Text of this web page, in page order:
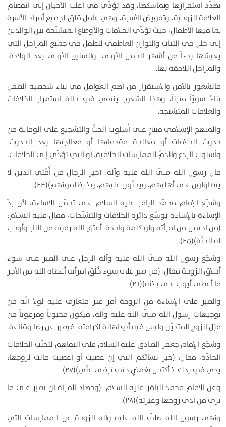
تهدّد استقرارها وتماسكها، وقد تؤدّي في أغلب الأحيان إلى انفصام
العلاقة الزوجية، وتقويض الأسرة، وهي عامل قلق لجميع أفراد الأسرة
بما فيها الأطفال، حيث تؤدّي الخلافات والأوضاع المتشنّجة بين الوالدين
إلى خلل في الثبات والتوازن العاطفي للطفل في جميع المراحل التي
يعيشها بدءاً من أشهر الحمل الأولى، والسنين الأولى بعد الولادة،
والمراحل اللاحقة بها.
فالشعور بالأمن والاستقرار من أهم العوامل في بناء شخصية الطفل
بناءً سويّاً متزناً، وهذا الشعور ينتفي في حالة استمرار الخلافات
والعلاقات المتشنجة.
والمنهج الإسلامي مبتنٍ على أُسلوب الحثّ والتشجيع على الوقاية من
حدوث الخلافات أو معالجة مقدماتها أو معالجتها بعد الحدوث،
وأسلوب الردع والذمّ للممارسات الخلافية، أو التي تؤدّي إلى الخلافات.
قال رسول الله صلّى الله عليه وآله: (خير الرجال من أُمّتي الذين لا
يتطاولون على أهليهم، ويحنّون عليهم، ولا يظلمونهم)(۲۴).
وشجّع الإمام محمّد الباقر عليه السلام على تحمّل الإساءة، لأن ردّ
الإساءة بالإساءة يوسّع دائرة الخلافات والتشنّجات، فقال عليه السلام:
(من احتمل من امرأته ولو كلمة واحدة، أعتق الله رقبته من النار وأوجب
له الجنّة)(۲۵).
وشجّع رسول الله صلّى الله عليه وآله الرجل على الصبر على سوء
أخلاق الزوجة فقال: (من صبر على سوء خُلُق امرأته أعطاه الله من الأجر
ما أعطى أيوب على بلائه)(۲۶).
والصبر على الإساءة من الزوجة أمر غير متعارف عليه لولا أنّه من
توجيهات رسول الله صلّى الله عليه وآله، فيكون محبوباً ومرغوباً من
قِبَل الزوج المتديّن وليس فيه أي إهانة لكرامته، فيصبر عن رضا وقناعة.
وشجّع الإمام جعفر الصادق عليه السلام على التفاهم لتجنّب الخلافات
الحادّة، فقال: (خير نسائكم التي إن غضبت أو أغضبت قالت لزوجها:
يدي في يدك لا أكتحل بغمضٍ حتى ترضى عنّي)(۲۷).
وعن الإمام محمد الباقر عليه السلام: (وجهاد المرأة أن تصبر على ما
ترى من أذى زوجها وغيرته)(۲۸).
ونهى رسول الله صلّى الله عليه وآله الزوجة عن الممارسات التي